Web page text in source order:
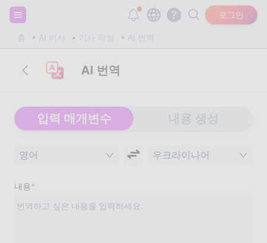
로그인
홈 AI 비서 기사 작성 AI 번역
회원가입하고 20,000개의 무료 토큰을 받으세요!
AI 번역
입력 매개변수
영어 우크라이나어
내용*